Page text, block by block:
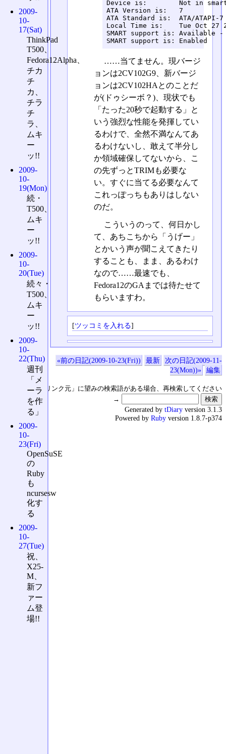
Device is:        Not in
ATA Version is:   7
ATA Standard is:  ATA/ATAPI-
Local Time is:    Tue Oct 27
SMART support is: Available
SMART support is: Enabled
……当てません。現バージ
ョンは2CV102G9、新バージ
ョンは2CV102HAとのことだ
が(ドゥシーボ？)、現状でも
「たった20秒で起動する」と
いう強烈な性能を発揮してい
るわけで、全然不満なんてあ
るわけないし、敢えて半分し
か領域確保してないから、こ
の先ずっとTRIMも必要な
い。すぐに当てる必要なんて
これっぽっちもありはしない
のだ。
こういうのって、何日かし
て、あちこちから「うげー」
とかいう声が聞こえてきたり
することも、まま、あるわけ
なので……最速でも、
Fedora12のGAまでは待たせて
もらいますわ。
[ツッコミを入れる]
«前の日記(2009-10-23(Fri)) 最新
次の日記(2009-11-
23(Mon))»
編集
↑の「本日のリンク元」に望みの検索語がある場合、再検索してください
→
2009-
10-
17(Sat)
ThinkPad
T500、
Fedora12Alpha、
チカ
チ
カ、
チラ
チ
ラ、
ムキ
ー
ッ!!
2009-
10-
19(Mon)
続・
T500、
ムキ
ー
ッ!!
2009-
10-
20(Tue)
続々・
T500、
ムキ
ー
ッ!!
2009-
10-
22(Thu)
週刊
「メ
ーラ
を作
る」
2009-
10-
23(Fri)
OpenSuSE
の
Ruby
も
ncursesw
化す
る
2009-
10-
27(Tue)
祝、
X25-
M、
新フ
ァー
ム登
場!!
Generated by tDiary version 3.1.3
Powered by Ruby version 1.8.7-p374